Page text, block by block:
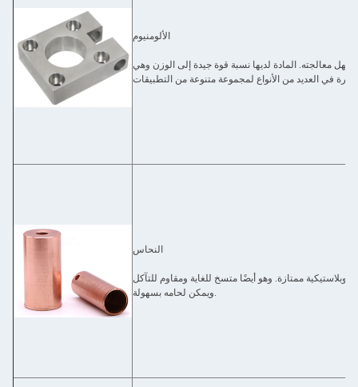
الألومنيوم
يسهل معالجته. المادة لديها نسبة قوة جيدة إلى الوزن وهي
النحاس
وبلاستيكية ممتازة. وهو أيضًا متسخ للغاية ومقاوم للتآكل
ويمكن لحامه بسهولة.